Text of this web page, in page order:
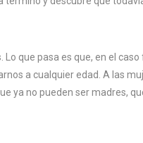
que pasa es que, en el
a cualquier edad. A las
ya no pueden ser madres,